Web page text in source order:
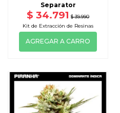
Separator
$ 34.791 $ 39.990
Kit de Extracción de Resinas
AGREGAR A CARRO